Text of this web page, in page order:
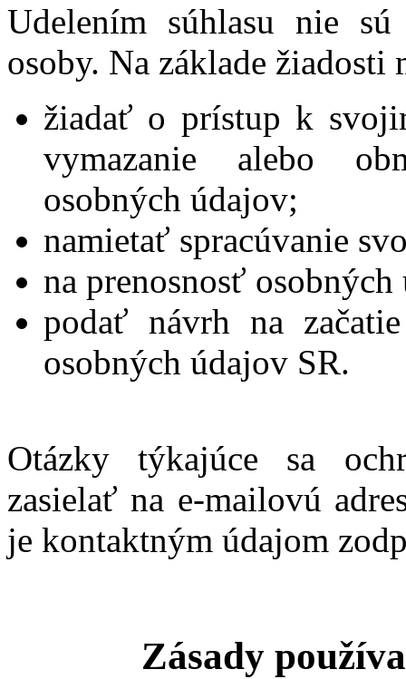
Udelením súhlasu nie
osoby. Na základe žiadosti
žiadať o prístup k
vymazanie alebo
osobných údajov;
namietať spracúvanie
na prenosnosť
podať návrh na
osobných údajov SR.
Otázky týkajúce sa
zasielať na e-mailovú
je kontaktným údajom
Zásady